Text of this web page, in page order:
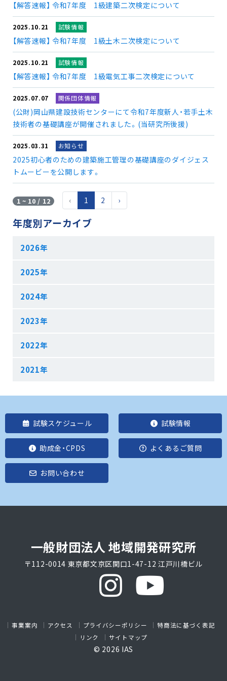
【解答速報】 令和7年度 1級建築二次検定について
2025.10.21 試験情報
【解答速報】 令和7年度 1級土木二次検定について
2025.10.21 試験情報
【解答速報】 令和7年度 1級電気工事二次検定について
2025.07.07 関係団体情報
(公財)岡山県建設技術センターにて令和7年度新人・若手土木
技術者の基礎講座が開催されました。(当研究所後援)
2025.03.31 お知らせ
2025初心者のための建築施工管理の基礎講座のダイジェス
トムービーを公開します。
1 ~ 10 / 12 ‹ 1 2 ›
年度別アーカイブ
2026年
2025年
2024年
2023年
2022年
2021年
試験スケジュール 試験情報
助成金・CPDS よくあるご質問
お問い合わせ
一般財団法人 地域開発研究所
〒112-0014 東京都文京区関口1-47-12 江戸川橋ビル
事業案内 アクセス プライバシーポリシー
特商法に基づく表記
リンク
サイトマップ
© 2026 IAS